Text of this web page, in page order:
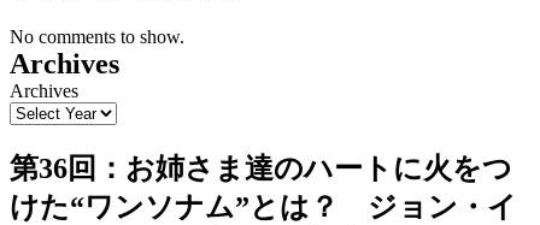
No comments to show.
Archives
Archives
第36回：お姉さま達のハートに火をつ
けた“ワンソナム”とは？ ジョン・イ